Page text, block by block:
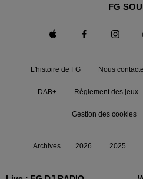
FG
L'histoire de FG Nous
DAB+ Règlement des jeux
Gestion des cookies
Archives 2026 2025